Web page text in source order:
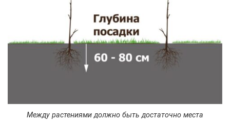
Между растениями должно быть достаточно места